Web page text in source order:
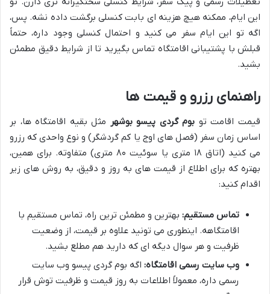
این ایام، ممکنه هیچ هزینه ای بابت کنسلی برگشت داده نشه. پس،
اگه تو این ایام سفر می کنید و احتمال کنسلی وجود داره، حتماً
قبلش با پشتیبانی اقامتگاه تماس بگیرید تا از شرایط دقیق مطمئن
بشید.
راهنمای رزرو و قیمت ها
قیمت اقامت تو بوم گردی پیسو بوشهر مثل بقیه اقامتگاه ها، بر
اساس زمان سفر (فصل های اوج یا کم گردشگر) و نوع واحدی که رزرو
می کنید (اتاق ۱۸ متری یا سوئیت ۸۰ متری) متفاوته. برای همین،
بهتره که برای اطلاع از قیمت های به روز و دقیق، به روش های زیر
اقدام کنید:
تماس مستقیم: بهترین و مطمئن ترین راه، تماس مستقیم با
اقامتگاهه. اینطوری می تونید علاوه بر قیمت، از وضعیت
ظرفیت و هر سوال دیگه ای که دارید هم مطلع بشید.
وب سایت رسمی اقامتگاه: اگه بوم گردی پیسو وب سایت
رسمی داره، معمولاً اطلاعات به روز قیمت و ظرفیت توش قرار